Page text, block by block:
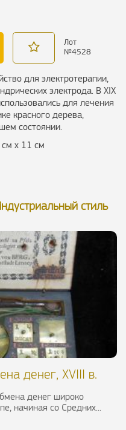
Лот
№4528
для электротерапии,
электрода. В XIX
для лечения
красного дерева,
состоянии.
х 11 см
стиль
денег, XVIII в.
денег широко
начиная со Средних...